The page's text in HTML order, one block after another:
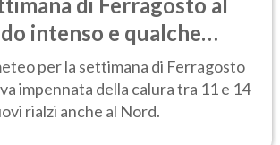
intenso e qualche
per la settimana di Ferragosto
impennata della calura tra 11 e 14
rialzi anche al Nord.